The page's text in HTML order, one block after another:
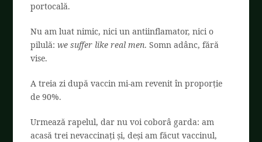
portocală.
Nu am luat nimic, nici un antiinflamator, nici o
pilulă:we suffer like real men. Somn adânc, fără
vise.
A treia zi după vaccin mi-am revenit în proporție
de 90%.
Urmează rapelul, dar nu voi coborâ garda: am
acasă trei nevaccinați și, deși am făcut vaccinul,